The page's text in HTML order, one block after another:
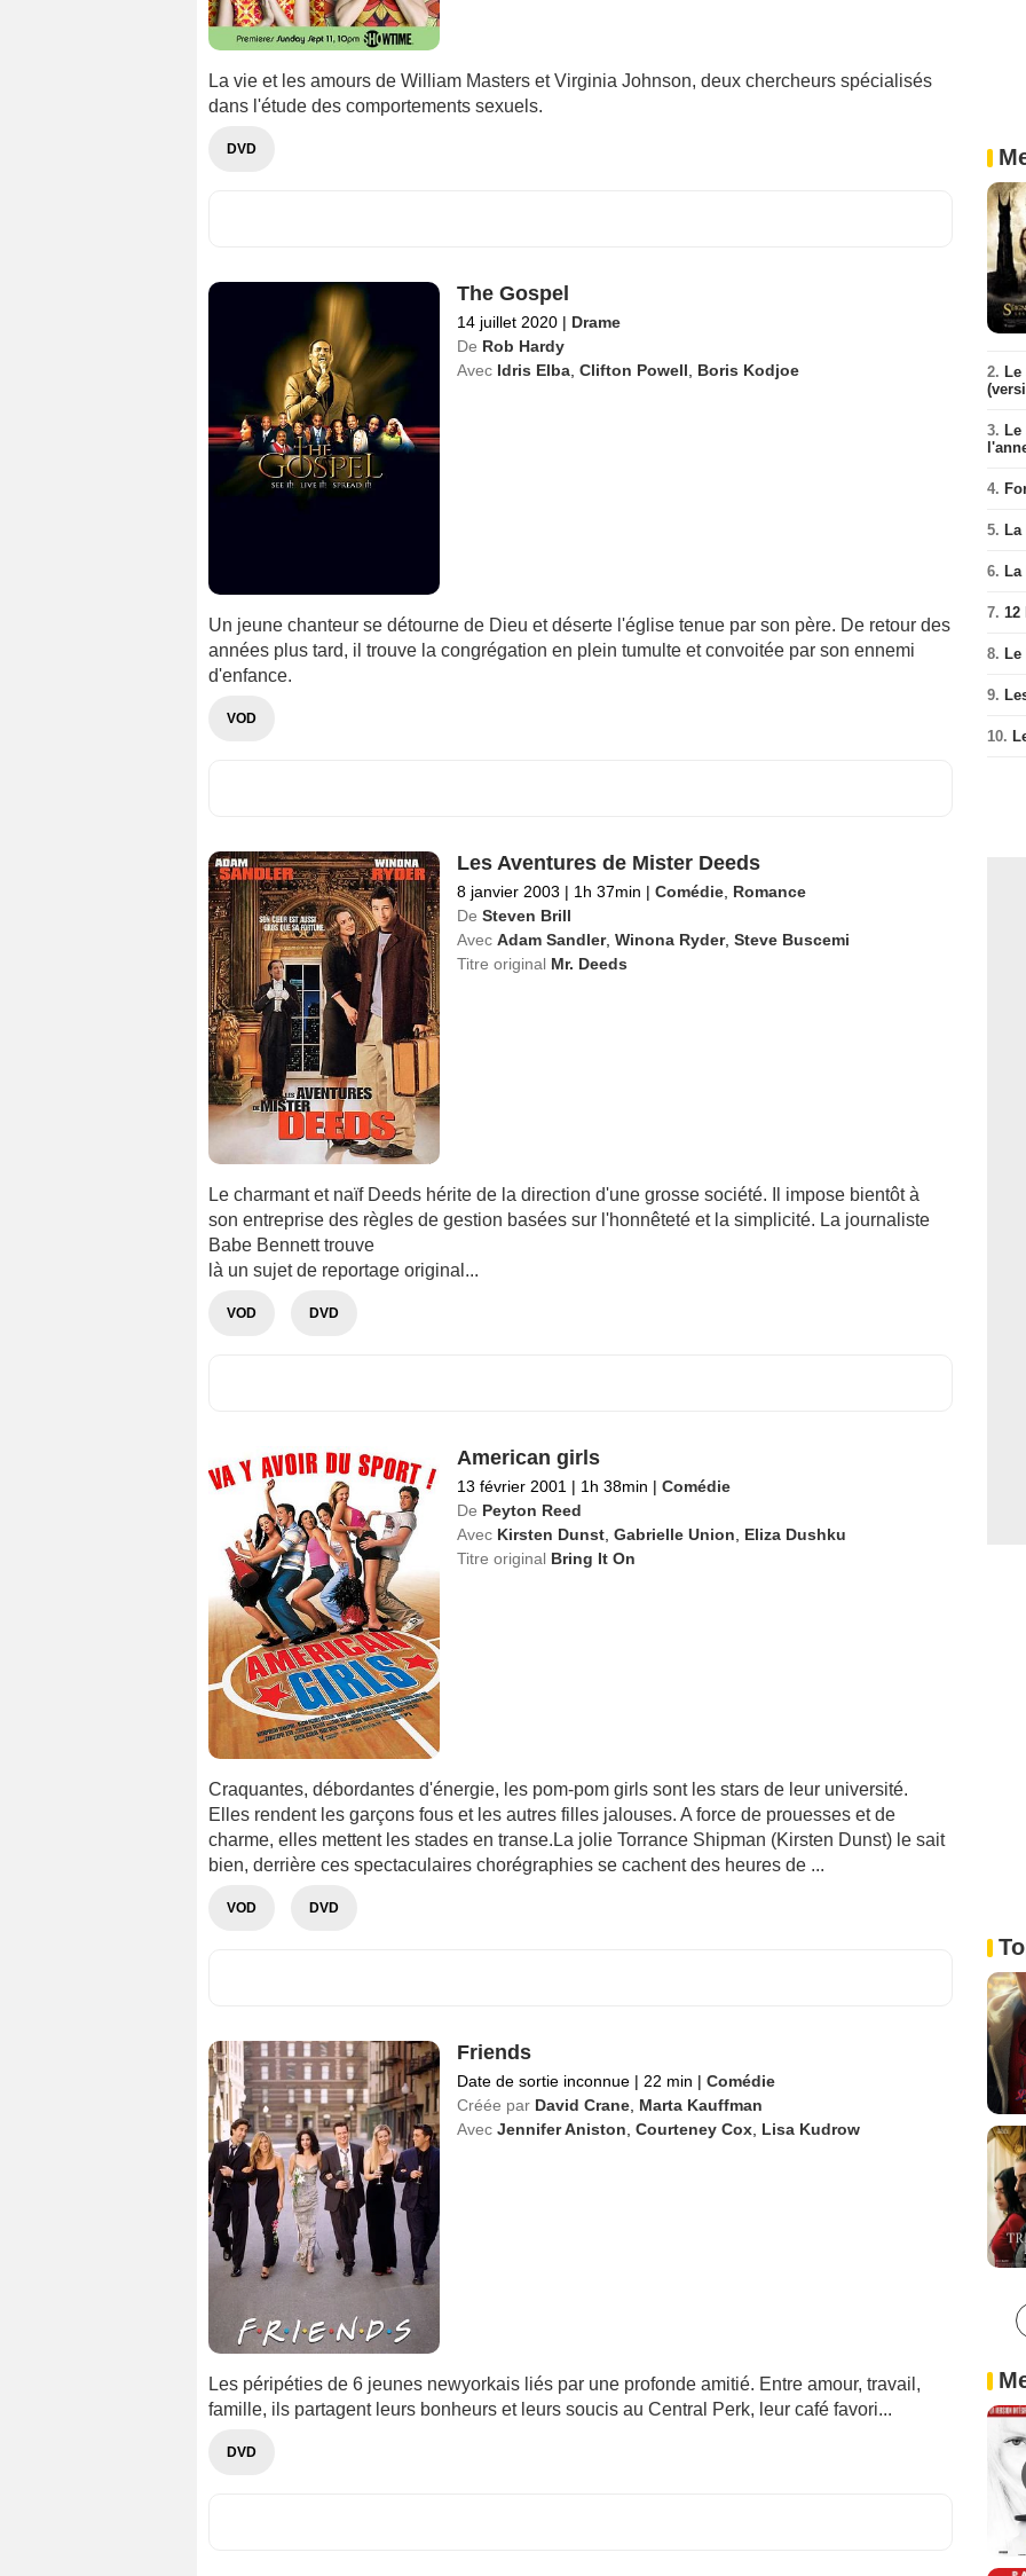
La vie et les amours de William Masters et Virginia Johnson, deux chercheurs spécialisés
dans l'étude des comportements sexuels.
DVD
The Gospel
14 juillet 2020 | Drame
De Rob Hardy
Avec Idris Elba, Clifton Powell Boris Kodjoe
Un jeune chanteur se détourne de Dieu et déserte l'église tenue par son père. De retour des
années plus tard, il trouve la congrégation en plein tumulte et convoitée par son ennemi
d'enfance.
VOD
Les Aventures de Mister Deeds
8 janvier 2003 | 1h 37min | Comédie, Romance
De Steven Brill
Avec Adam Sandler, Winona Ryder, Steve Buscemi
Titre original Mr. Deeds
Le charmant et naïf Deeds hérite de la direction d'une grosse société. Il impose bientôt à
son entreprise des règles de gestion basées sur l'honnêteté et la simplicité. La journaliste
Babe Bennett trouve
là un sujet de reportage original...
VOD DVD
American girls
13 février 2001 | 1h 38min | Comédie
De Peyton Reed
Avec Kirsten Dunst, Gabrielle Union
Eliza Dushku
Titre original Bring It On
Craquantes, débordantes d'énergie, les pom-pom girls sont les stars de leur université.
Elles rendent les garçons fous et les autres filles jalouses. A force de prouesses et de
charme, elles mettent les stades en transe.La jolie Torrance Shipman (Kirsten Dunst) le sait
bien, derrière ces spectaculaires chorégraphies se cachent des heures de ...
VOD DVD
Friends
Date de sortie inconnue | 22 min | Comédie
Créée par David Crane, Marta Kauffman
Avec Jennifer Aniston Courteney Cox, Lisa Kudrow
Les péripéties de 6 jeunes newyorkais liés par une profonde amitié. Entre amour, travail,
famille, ils partagent leurs bonheurs et leurs soucis au Central Perk, leur café favori...
DVD
2.
3.
4.
5.
6.
7. 12
8.
9.
10.